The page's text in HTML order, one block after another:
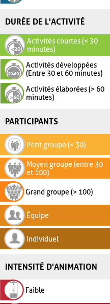
DURÉE DE L'ACTIVITÉ
Activités courtes (< 30
minutes)
Activités développées
(Entre 30 et 60 minutes)
Activités élaborées (> 60
minutes)
PARTICIPANTS
Petit groupe (< 30)
Moyen groupe (entre 30
et 100)
Grand groupe (> 100)
Équipe
Individuel
INTENSITÉ D'ANIMATION
Faible